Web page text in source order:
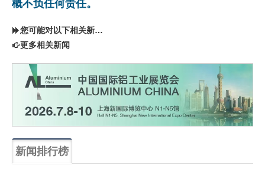
概不负任何责任。
您可能对以下相关新闻同样感兴趣
更多相关新闻
新闻排行榜